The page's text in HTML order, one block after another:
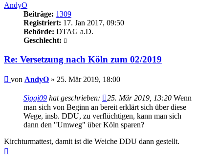
AndyO
Beiträge: 1309
Registriert: 17. Jan 2017, 09:50
Behörde: DTAG a.D.
Geschlecht:
Re: Versetzung nach Köln zum 02/2019
Beitrag
von AndyO » 25. Mär 2019, 18:00
Siggi09 hat geschrieben: 25. Mär 2019, 13:20 Wenn
man sich von Beginn an bereit erklärt sich über diese
Wege, insb. DDU, zu verflüchtigen, kann man sich
dann den "Umweg" über Köln sparen?
Kirchturmattest, damit ist die Weiche DDU dann gestellt.